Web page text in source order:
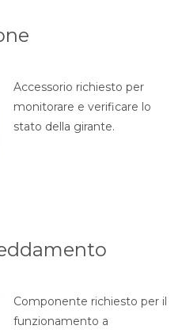
Accessorio richiesto per
monitorare e verificare lo
stato della girante.
Componente richiesto per il
funzionamento a